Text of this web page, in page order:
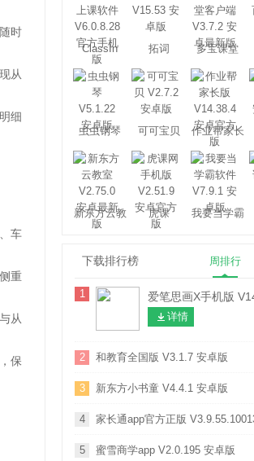
时
从
细
车
重
从
保
ClassIn 拓词 多宝课堂
虫虫钢琴 可可宝贝
作业帮家长
版
新东方云教
室
虎课 我要当学霸
下载排行榜 周排行
1 爱笔思画X手机版
详情
2 和教育全国版 V3.1.7 安卓版
3 新东方小书童 V4.4.1 安卓版
4 家长通app官方正版
5 蜜雪商学app V2.0.195 安卓版